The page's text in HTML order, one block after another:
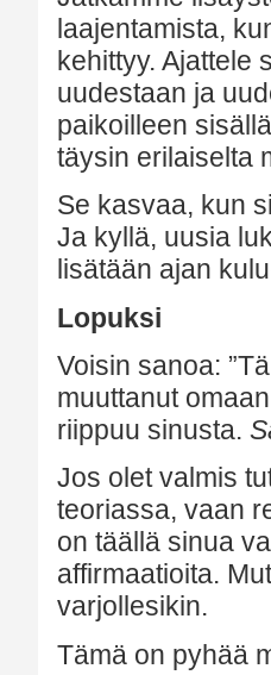
laajentamista,
kehittyy. Ajattele
uudestaan ja
paikoilleen
täysin erilaiselta
Se kasvaa, kun
Ja kyllä, uusia
lisätään ajan
Lopuksi
Voisin sanoa:
muuttanut
riippuu sinusta.
Jos olet valmis
teoriassa, vaan
on täällä sinua
affirmaatioita.
varjollesikin.
Tämä on pyhää